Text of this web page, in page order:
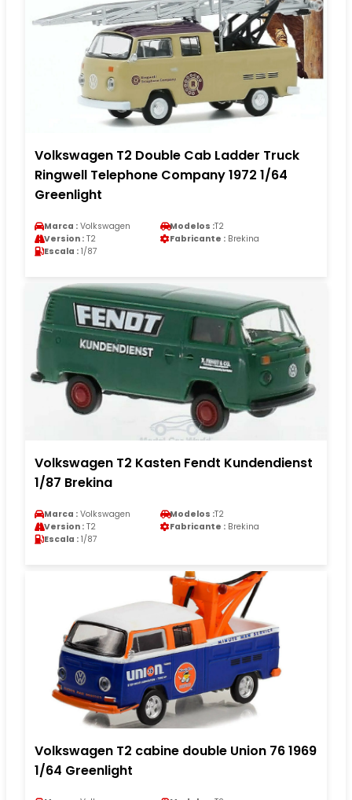
Volkswagen T2 Double Cab Ladder Truck
Ringwell Telephone Company 1972 1/64
Greenlight
Marca : Volkswagen Modelos :T2
Version : T2 Fabricante : Brekina
Escala : 1/87
Volkswagen T2 Kasten Fendt Kundendienst
1/87 Brekina
Marca : Volkswagen Modelos :T2
Version : T2 Fabricante : Brekina
Escala : 1/87
Volkswagen T2 cabine double Union 76 1969
1/64 Greenlight